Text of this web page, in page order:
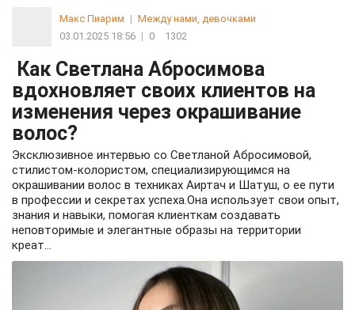
Макс Пиарим | Между нами, девочками
03.01.2025 18:56 | 0 1302
Как Светлана Абросимова
вдохновляет своих клиентов на
изменения через окрашивание
волос?
Эксклюзивное интервью со Светланой Абросимовой,
стилистом-колористом, специализирующимся на
окрашивании волос в техниках Аиртач и Шатуш, о ее пути
в профессии и секретах успеха.Она использует свои опыт,
знания и навыки, помогая клиенткам создавать
неповторимые и элегантные образы на территории
креат...